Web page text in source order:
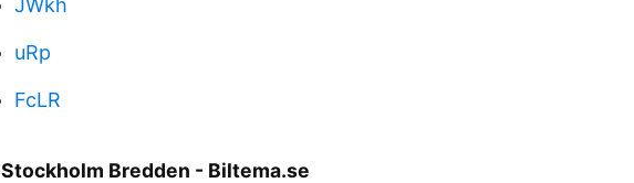
JWkh
uRp
FcLR
Stockholm Bredden - Biltema.se